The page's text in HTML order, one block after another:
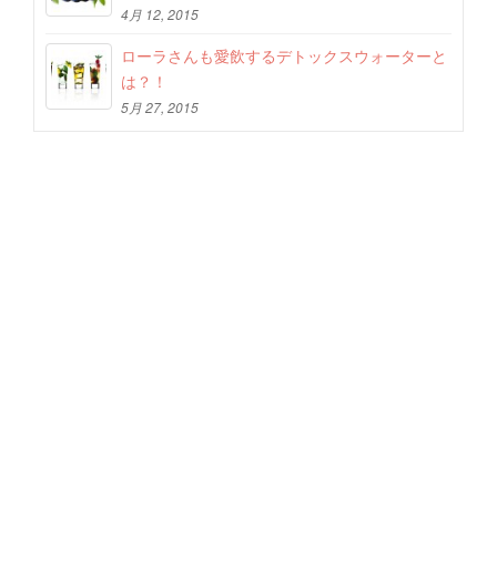
4月 12, 2015
ローラさんも愛飲するデトックスウォーターと
は？！
5月 27, 2015